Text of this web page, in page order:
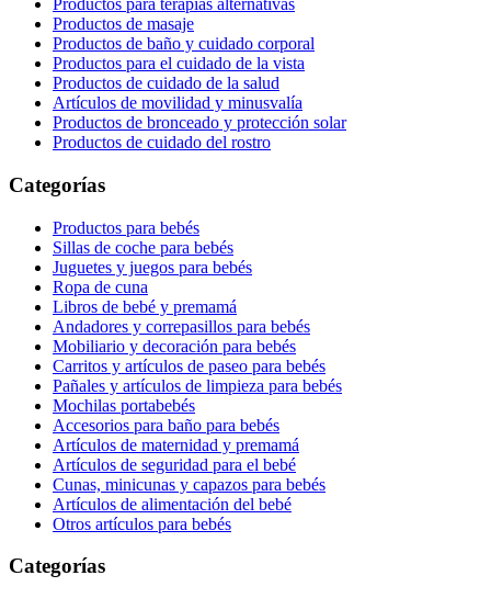
Productos para terapias alternativas
Productos de masaje
Productos de baño y cuidado corporal
Productos para el cuidado de la vista
Productos de cuidado de la salud
Artículos de movilidad y minusvalía
Productos de bronceado y protección solar
Productos de cuidado del rostro
Categorías
Productos para bebés
Sillas de coche para bebés
Juguetes y juegos para bebés
Ropa de cuna
Libros de bebé y premamá
Andadores y correpasillos para bebés
Mobiliario y decoración para bebés
Carritos y artículos de paseo para bebés
Pañales y artículos de limpieza para bebés
Mochilas portabebés
Accesorios para baño para bebés
Artículos de maternidad y premamá
Artículos de seguridad para el bebé
Cunas, minicunas y capazos para bebés
Artículos de alimentación del bebé
Otros artículos para bebés
Categorías